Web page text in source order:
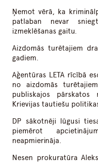
Ņemot vērā, ka
patlaban nevar
izmeklēšanas gaitu.
Aizdomās turētajiem
gadiem.
Aģentūras LETA rīcībā
no aizdomās
publiskajos
Krievijas tautiešu
DP sākotnēji lūgusi
piemērot
neapmierināja.
Nesen prokuratūra